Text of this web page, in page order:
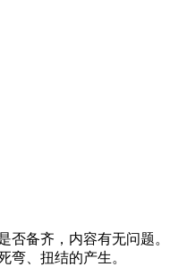
否备齐，内容有无问题。
死弯、扭结的产生。